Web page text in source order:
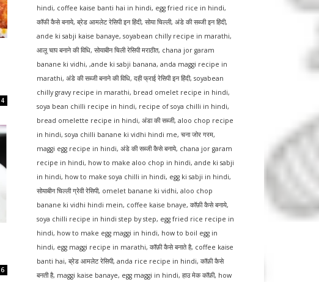
4
6
hindi, coffee kaise banti hai in hindi, egg fried rice in hindi,
कॉफी कैसे बनाये, ब्रेड आमलेट रेसिपी इन हिंदी, सोया चिल्ली, अंडे की सब्जी इन हिंदी,
ande ki sabji kaise banaye, soyabean chilly recipe in marathi,
आलू चाप बनाने की विधि, सोयाबीन चिली रेसिपी मराठीत, chana jor garam
banane ki vidhi, ,ande ki sabji banana, anda maggi recipe in
marathi, अंडे की सब्जी बनाने की विधि, दही फ्राई रेसिपी इन हिंदी, soyabean
chilly gravy recipe in marathi, bread omelet recipe in hindi,
soya bean chilli recipe in hindi, recipe of soya chilli in hindi,
bread omelette recipe in hindi, अंडा की सब्जी, aloo chop recipe
in hindi, soya chilli banane ki vidhi hindi me, चना जोर गरम,
maggi egg recipe in hindi, अंडे की सब्जी कैसे बनाये, chana jor garam
recipe in hindi, how to make aloo chop in hindi, ande ki sabji
in hindi, how to make soya chilli in hindi, egg ki sabji in hindi,
सोयाबीन चिल्ली ग्रेवी रेसिपी, omelet banane ki vidhi, aloo chop
banane ki vidhi hindi mein, coffee kaise bnaye, कॉफ़ी कैसे बनाये,
soya chilli recipe in hindi step by step, egg fried rice recipe in
hindi, how to make egg maggi in hindi, how to boil egg in
hindi, egg maggi recipe in marathi, कॉफ़ी कैसे बनाते है, coffee kaise
banti hai, ब्रेड आमलेट रेसिपी, anda rice recipe in hindi, कॉफ़ी कैसे
बनती है, maggi kaise banaye, egg maggi in hindi, हाउ मेक कॉफ़ी, how